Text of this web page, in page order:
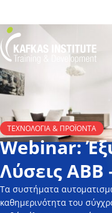
Kafkas Insitute Logo
ΤΕΧΝΟΛΟΓΊΑ & ΠΡΟΪΌΝΤΑ
Webinar:
Λύσεις ABB
Τα συστήματα
καθημερινότητα του